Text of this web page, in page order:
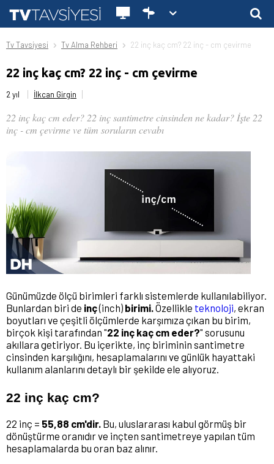
Tv Tavsiyesi Tv Alma Rehberi 22 inç kaç cm? 22 inç - cm çevirme
22 inç kaç cm? 22 inç - cm çevirme
2 yıl İlkcan Girgin
22 inç kaç cm eder? 22 inç santimetre cinsinden ne kadar? İşte 22
inç - cm çevirme ve tüm soruların cevabı
Günümüzde ölçü birimleri farklı sistemlerde kullanılabiliyor.
Bunlardan biri de inç(inch) birimi. Özellikle teknoloji, ekran
boyutları ve çeşitli ölçümlerde karşımıza çıkan bu birim,
birçok kişi tarafından "22 inç kaç cm eder?" sorusunu
akıllara getiriyor. Bu içerikte, inç biriminin santimetre
cinsinden karşılığını, hesaplamalarını ve günlük hayattaki
kullanım alanlarını detaylı bir şekilde ele alıyoruz.
22 inç kaç cm?
22 inç = 55,88 cm'dir. Bu, uluslararası kabul görmüş bir
dönüştürme oranıdır ve inçten santimetreye yapılan tüm
hesaplamalarda bu oran baz alınır.